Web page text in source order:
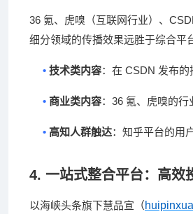
36 氪、虎嗅（互联网行业）、
细分领域的传播效果远胜于综合平
• 技术类内容：在 CSDN 发布的
• 商业类内容： 36 氪、虎嗅的行
• 高知人群触达：知乎平台的用
4. 一站式整合平台：高效
以海峡头条旗下慧品宣（